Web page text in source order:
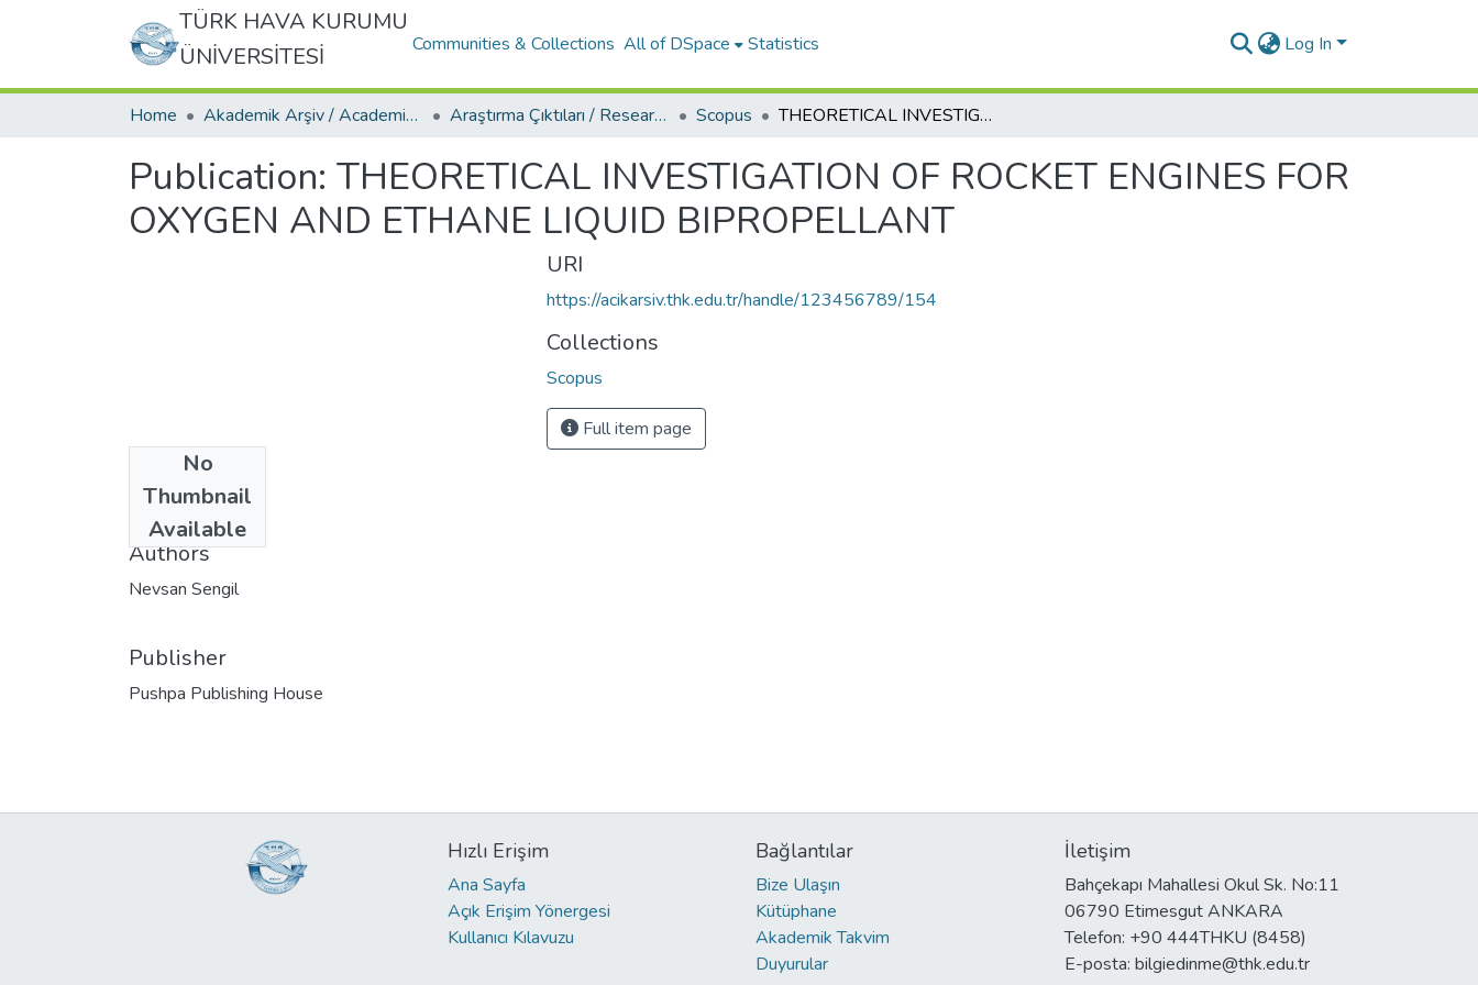
TÜRK HAVA KURUMU
ÜNİVERSİTESİ
Communities & Collections All of DSpace Statistics Log In
Home Akademik Arşiv / Academic Archive Araştırma Çıktıları / Research Outcomes Scopus THEORETICAL INVESTIGATION OF ROCKET ENGINES FOR OXYGEN AND ETHANE LIQUID BIPROPELLANT
Publication: THEORETICAL INVESTIGATION OF ROCKET ENGINES FOR
OXYGEN AND ETHANE LIQUID BIPROPELLANT
No
Thumbnail
Available
2021-11-10
Authors
Nevsan Sengil
Publisher
Pushpa Publishing House
URI
https://acikarsiv.thk.edu.tr/handle/123456789/154
Collections
Scopus
Full item page
Hızlı Erişim
Ana Sayfa
Açık Erişim Yönergesi
Kullanıcı Kılavuzu
Bağlantılar
Bize Ulaşın
Kütüphane
Akademik Takvim
Duyurular
İletişim
Bahçekapı Mahallesi Okul Sk. No:11
06790 Etimesgut ANKARA
Telefon: +90 444THKU (8458)
E-posta: bilgiedinme@thk.edu.tr